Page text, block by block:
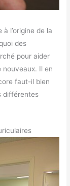
l’origine de la
des
pour aider
nouveaux. Il en
faut-il bien
différentes